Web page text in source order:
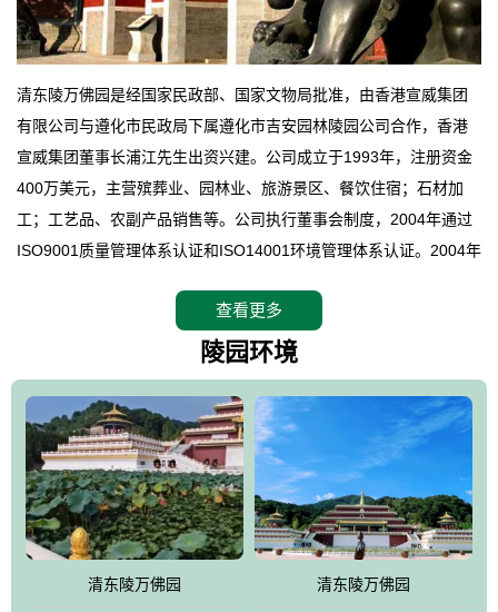
清东陵万佛园是经国家民政部、国家文物局批准，由香港宣威集团
有限公司与遵化市民政局下属遵化市吉安园林陵园公司合作，香港
宣威集团董事长浦江先生出资兴建。公司成立于1993年，注册资金
400万美元，主营殡葬业、园林业、旅游景区、餐饮住宿；石材加
工；工艺品、农副产品销售等。公司执行董事会制度，2004年通过
ISO9001质量管理体系认证和ISO14001环境管理体系认证。2004年
拥有4A级旅游区头衔的花园式陵园，园内建有四星级酒店一座。
万佛园位于遵化市境内，座落在世界文化遗产清东陵地形墙内，地
形绝佳，地理位置优越，交通便利。公司以“建设全国顶级人生后花
园、打造佛教精品旅游圣地”为目标，以海外归侨、国内外知名人士
的墓地安葬、祭祀吊亡并结合旅游参观构成其主要使用功能；以苍
郁绚丽、优雅宜人的园林景观构成其外部形象。通过墓园建设与造
园手法相结合的默契操作，建成一处特色鲜明、服务周全、环境优
美、民族风格突出，与周边文物古迹交相呼应的极具吸引力的花园
式园林。
万佛园工程一期占地448亩，目前完成投资近12亿元人民币，园区采
查看更多
陵园环境
清东陵万佛园 清东陵万佛园